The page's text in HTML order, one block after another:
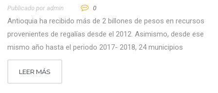
Publicado por Admin 0
Antioquia ha recibido más de 2 billones de pesos en recursos
provenientes de regalías desde el 2012. Asimismo, desde ese
mismo año hasta el periodo 2017- 2018, 24 municipios
LEER MÁS